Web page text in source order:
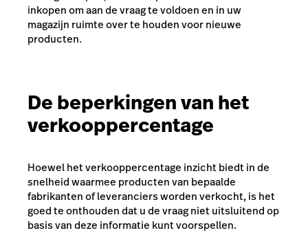
inkopen om aan de vraag te voldoen en in uw
magazijn ruimte over te houden voor nieuwe
producten.
De beperkingen van het
verkooppercentage
Hoewel het verkooppercentage inzicht biedt in de
snelheid waarmee producten van bepaalde
fabrikanten of leveranciers worden verkocht, is het
goed te onthouden dat u de vraag niet uitsluitend op
basis van deze informatie kunt voorspellen.